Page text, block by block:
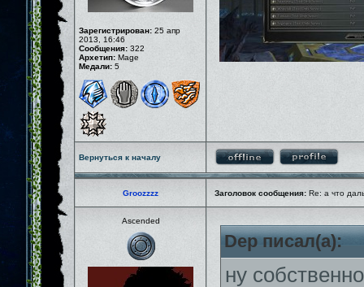
Зарегистрирован: 25 апр
2013, 16:46
Сообщения: 322
Архетип: Mage
Медали: 5
Вернуться к началу
Groozzzz Заголовок сообщения: Re: а что
Ascended
Dep писал(а):
ну